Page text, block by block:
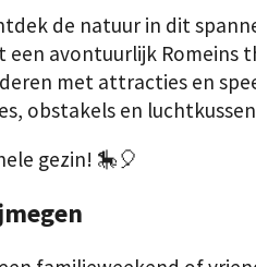
de natuur in dit
een avontuurlijk Romeins
met attracties en
obstakels en
gezin! 🎠🎈